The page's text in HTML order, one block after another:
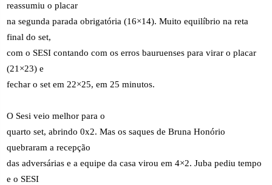
reassumiu o placar
na segunda parada obrigatória (16×14). Muito equilíbrio na reta
final do set,
com o SESI contando com os erros bauruenses para virar o placar
(21×23) e
fechar o set em 22×25, em 25 minutos.
O Sesi veio melhor para o
quarto set, abrindo 0x2. Mas os saques de Bruna Honório
quebraram a recepção
das adversárias e a equipe da casa virou em 4×2. Juba pediu tempo
e o SESI